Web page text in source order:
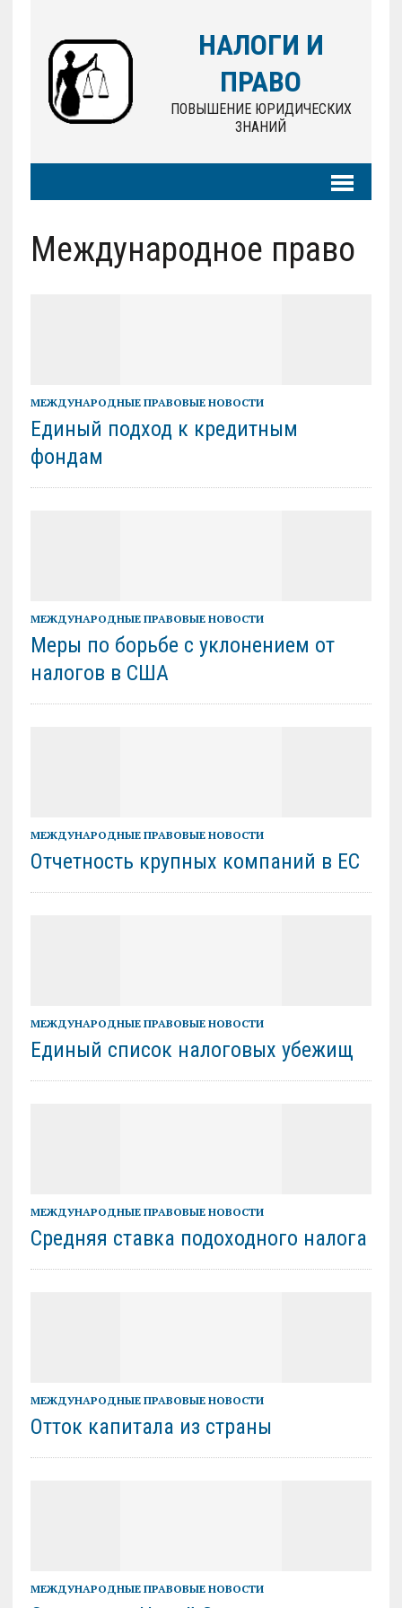
НАЛОГИ И
ПРАВО
ПОВЫШЕНИЕ ЮРИДИЧЕСКИХ
ЗНАНИЙ
Международное право
МЕЖДУНАРОДНЫЕ ПРАВОВЫЕ НОВОСТИ
Единый подход к кредитным
фондам
МЕЖДУНАРОДНЫЕ ПРАВОВЫЕ НОВОСТИ
Меры по борьбе с уклонением от
налогов в США
МЕЖДУНАРОДНЫЕ ПРАВОВЫЕ НОВОСТИ
Отчетность крупных компаний в ЕС
МЕЖДУНАРОДНЫЕ ПРАВОВЫЕ НОВОСТИ
Единый список налоговых убежищ
МЕЖДУНАРОДНЫЕ ПРАВОВЫЕ НОВОСТИ
Средняя ставка подоходного налога
МЕЖДУНАРОДНЫЕ ПРАВОВЫЕ НОВОСТИ
Отток капитала из страны
МЕЖДУНАРОДНЫЕ ПРАВОВЫЕ НОВОСТИ